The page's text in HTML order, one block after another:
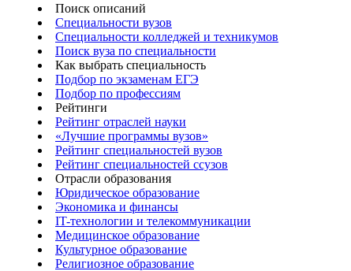
Поиск описаний
Специальности вузов
Специальности колледжей и техникумов
Поиск вуза по специальности
Как выбрать специальность
Подбор по экзаменам ЕГЭ
Подбор по профессиям
Рейтинги
Рейтинг отраслей науки
«Лучшие программы вузов»
Рейтинг специальностей вузов
Рейтинг специальностей ссузов
Отрасли образования
Юридическое образование
Экономика и финансы
IT-технологии и телекоммуникации
Медицинское образование
Культурное образование
Религиозное образование